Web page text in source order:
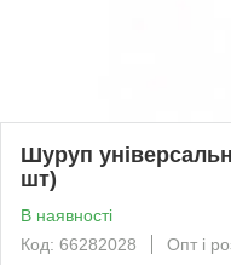
Шуруп
шт)
В наявності
Код: 66282028
Опт і